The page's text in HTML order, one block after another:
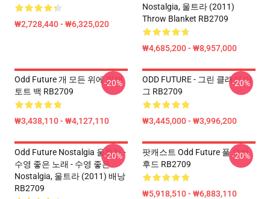
₩2,728,440 - ₩6,325,020
Nostalgia, 울트라 (2011)
Throw Blanket RB2709
₩4,685,200 - ₩8,957,000
Odd Future 개 모든 위에 인쇄
토트 백 RB2709
₩3,438,110 - ₩4,127,110
-20%
ODD FUTURE - 그린 클래식 머
그 RB2709
₩3,445,000 - ₩3,996,200
-20%
Odd Future Nostalgia 울트라 -
수영 좋은 노래 - 수영 좋은
Nostalgia, 울트라 (2011) 배낭
RB2709
-20%
팟캐스트 Odd Future 풀 오버
후드 RB2709
₩5,918,510 - ₩6,883,110
-20%